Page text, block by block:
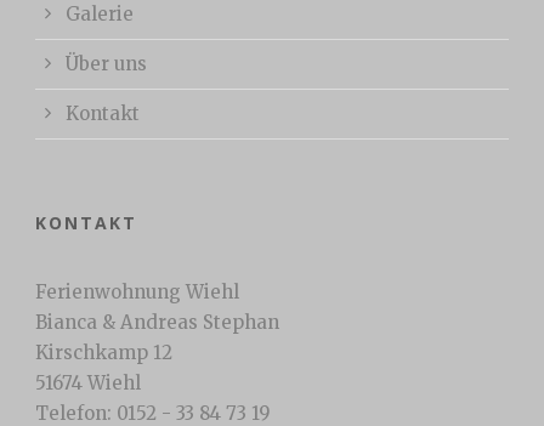
Galerie
Über uns
Kontakt
KONTAKT
Ferienwohnung Wiehl
Bianca & Andreas Stephan
Kirschkamp 12
51674 Wiehl
Telefon: 0152 - 33 84 73 19